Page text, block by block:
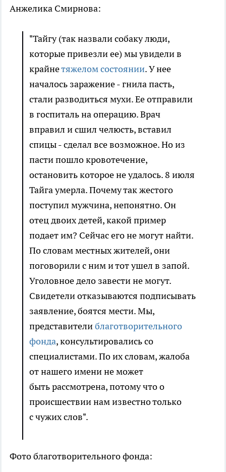
Анжелика Смирнова:
"Тайгу (так назвали собаку люди,
которые привезли ее) мы увидели в
крайнетяжелом состоянии. У нее
началось заражение - гнила пасть,
стали разводиться мухи. Ее отправили
в госпиталь на операцию. Врач
вправил и сшил челюсть, вставил
спицы - сделал все возможное. Но из
пасти пошло кровотечение,
остановить которое не удалось. 8 июля
Тайга умерла. Почему так жестого
поступил мужчина, непонятно. Он
отец двоих детей, какой пример
подает им? Сейчас его не могут найти.
По словам местных жителей, они
поговорили с ним и тот ушел в запой.
Уголовное дело завести не могут.
Свидетели отказываются подписывать
заявление, боятся мести. Мы,
представителиблаготворительного
фонда, консультировались со
специалистами. По их словам, жалоба
от нашего имени не может
быть рассмотрена, потому что о
происшествии нам известно только
с чужих слов".
Фото благотворительного фонда: